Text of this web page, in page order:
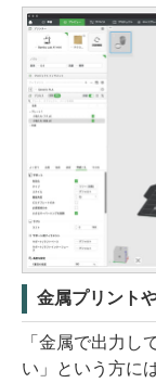
金属プリント
「金属で出力し
い」という方には